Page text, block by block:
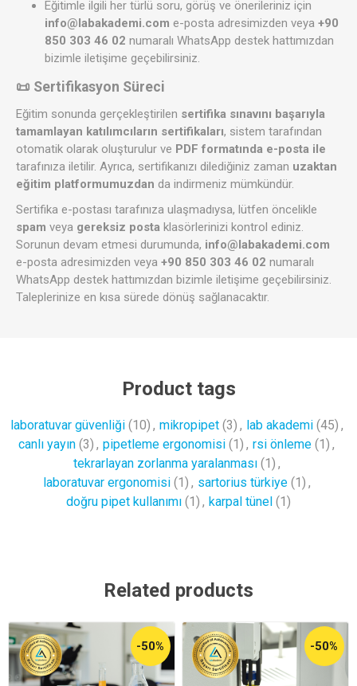
Eğitimle ilgili her türlü soru, görüş ve önerileriniz için
info@labakademi.com e-posta adresimizden veya +90
850 303 46 02 numaralı WhatsApp destek hattımızdan
bizimle iletişime geçebilirsiniz.
📜 Sertifikasyon Süreci
Eğitim sonunda gerçekleştirilen sertifika sınavını başarıyla
tamamlayan katılımcıların sertifikaları, sistem tarafından
otomatik olarak oluşturulur ve PDF formatında e-posta ile
tarafınıza iletilir. Ayrıca, sertifikanızı dilediğiniz zaman uzaktan
eğitim platformumuzdan da indirmeniz mümkündür.
Sertifika e-postası tarafınıza ulaşmadıysa, lütfen öncelikle
spam veya gereksiz posta klasörlerinizi kontrol ediniz.
Sorunun devam etmesi durumunda, info@labakademi.com
e-posta adresimizden veya +90 850 303 46 02 numaralı
WhatsApp destek hattımızdan bizimle iletişime geçebilirsiniz.
Taleplerinize en kısa sürede dönüş sağlanacaktır.
Product tags
laboratuvar güvenliği (10) , mikropipet (3) , lab akademi (45) ,
canlı yayın (3) , pipetleme ergonomisi (1) , rsi önleme (1) ,
tekrarlayan zorlanma yaralanması (1) ,
laboratuvar ergonomisi (1) , sartorius türkiye (1) ,
doğru pipet kullanımı (1) , karpal tünel (1)
Related products
-50% -50%